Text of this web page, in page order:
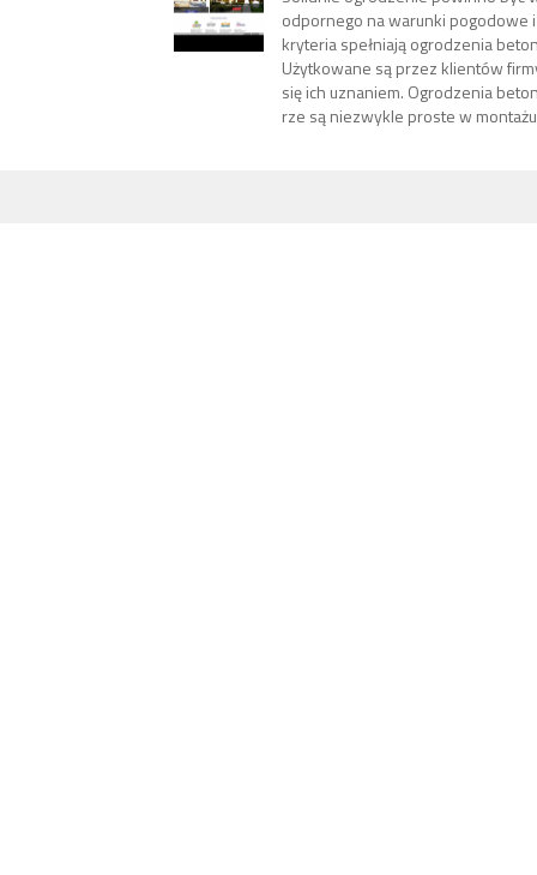
odpornego na warunki pogodowe i
kryteria spełniają ogrodzenia
Użytkowane są przez klientów
się ich uznaniem. Ogrodzenia
rze są niezwykle proste w